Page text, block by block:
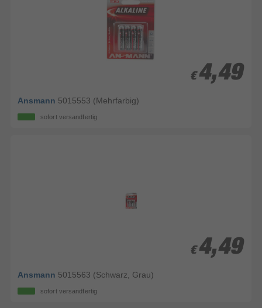
€ 4,49
€ 4,49
Ansmann 5015553 (Mehrfarbig)
sofort versandfertig
€ 4,49
€ 4,49
Ansmann 5015563 (Schwarz, Grau)
sofort versandfertig